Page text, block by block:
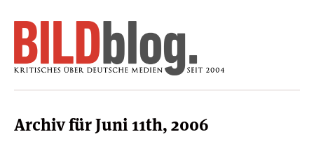
Archiv für Juni 11th, 2006